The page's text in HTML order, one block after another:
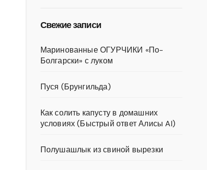
Свежие записи
Маринованные ОГУРЧИКИ «По-
Болгарски» с луком
Пуся (Брунгильда)
Как солить капусту в домашних
условиях (Быстрый ответ Алисы AI)
Полушашлык из свиной вырезки